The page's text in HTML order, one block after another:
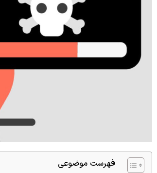
فهرست موضوعی